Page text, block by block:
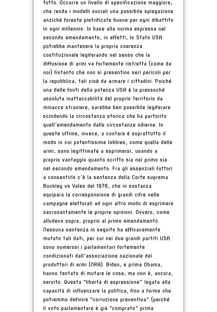
tutto. Occorre un livello di specificazione maggiore,
che renda i modelli sociali una possibile spiegazione
anziché foreste pietrificate buone per ogni dibattito
in ogni millennio. In base alla norma espressa nel
secondo emendamento, in effetti, lo Stato USA
potrebbe mantenere la propria coerenza
costituzionale legiferando nel senso che la
diffusione di armi va fortemente ristretta (come da
noi) fintanto che non si presentino seri pericoli per
la repubblica, tali cioè da armare i cittadini. Poiché
una delle fonti della potenza USA è la pressoché
assoluta inattaccabilità del proprio territorio da
minacce straniere, sarebbe ben possibile legiferare
scindendo la circostanza storica che ha partorito
quell’emendamento dalle circostanze odierne. In
queste ultime, invece, a contare è soprattutto il
modo in cui potentissime lobbies, come quella delle
armi, sono legittimate a esprimersi, usando a
proprio vantaggio quanto scritto sia nei primo sia
nel secondo emendamento. Fra gli essenziali fattori
a consentirlo c’è la sentenza della Corte suprema
Buckley vs Valeo del 1976, che in sostanza
equipara la corresponsione di grandi cifre nelle
campagne elettorali ad ogni altro modo di esprimere
sacrosantamente le proprie opinioni. Ovvero, come
alludevo sopra, proprio al primo emendamento.
Nessuna sentenza in seguito ha efficacemente
mutato tali dati, per cui nei due grandi partiti USA
sono numerosi i parlamentari fortemente
condizionati dall’associazione nazionale dei
produttori di armi (NRA). Biden, e prima Obama,
hanno tentato di mutare le cose, ma non è, ancora,
servito. Questa “libertà di espressione” legata alla
capacità di influenzare la politica, fino a forme che
potremmo definire “corruzione preventiva” (perché
il voto parlamentare è già “comprato” prima